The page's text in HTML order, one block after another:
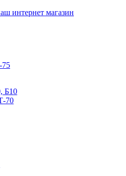
интернет магазин
Б10
70